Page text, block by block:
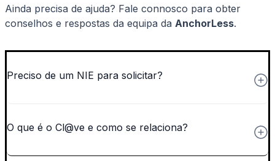
Ainda precisa de ajuda? Fale connosco para obter
conselhos e respostas da equipa da AnchorLess.
Preciso de um NIE para solicitar?
O que é o Cl@ve e como se relaciona?